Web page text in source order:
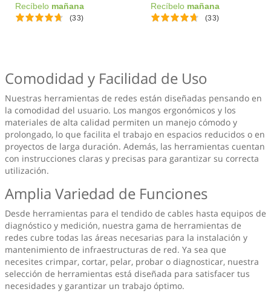
Recíbelo mañana
(33)
Recíbelo mañana
(33)
Comodidad y Facilidad de Uso
Nuestras herramientas de redes están diseñadas pensando en
la comodidad del usuario. Los mangos ergonómicos y los
materiales de alta calidad permiten un manejo cómodo y
prolongado, lo que facilita el trabajo en espacios reducidos o en
proyectos de larga duración. Además, las herramientas cuentan
con instrucciones claras y precisas para garantizar su correcta
utilización.
Amplia Variedad de Funciones
Desde herramientas para el tendido de cables hasta equipos de
diagnóstico y medición, nuestra gama de herramientas de
redes cubre todas las áreas necesarias para la instalación y
mantenimiento de infraestructuras de red. Ya sea que
necesites crimpar, cortar, pelar, probar o diagnosticar, nuestra
selección de herramientas está diseñada para satisfacer tus
necesidades y garantizar un trabajo óptimo.